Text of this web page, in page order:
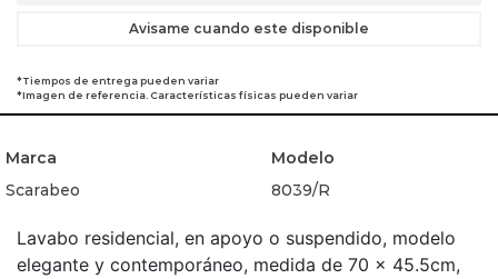
Avisame cuando este disponible
*Tiempos de entrega pueden variar
*Imagen de referencia. Características físicas pueden variar
Marca
Modelo
Scarabeo
8039/R
Lavabo residencial, en apoyo o suspendido, modelo
elegante y contemporáneo, medida de 70 x 45.5cm,